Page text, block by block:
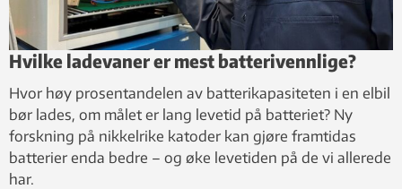
Hvilke ladevaner er mest batterivennlige?
Hvor høy prosentandelen av batterikapasiteten i en elbil
bør lades, om målet er lang levetid på batteriet? Ny
forskning på nikkelrike katoder kan gjøre framtidas
batterier enda bedre – og øke levetiden på de vi allerede
har.